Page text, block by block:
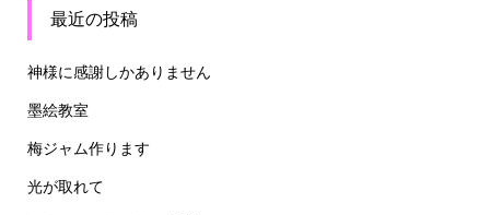
最近の投稿
神様に感謝しかありません
墨絵教室
梅ジャム作ります
光が取れて